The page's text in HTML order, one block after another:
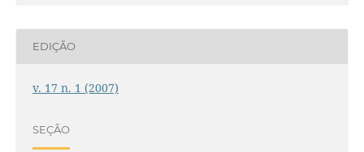
EDIÇÃO
v. 17 n. 1 (2007)
SEÇÃO